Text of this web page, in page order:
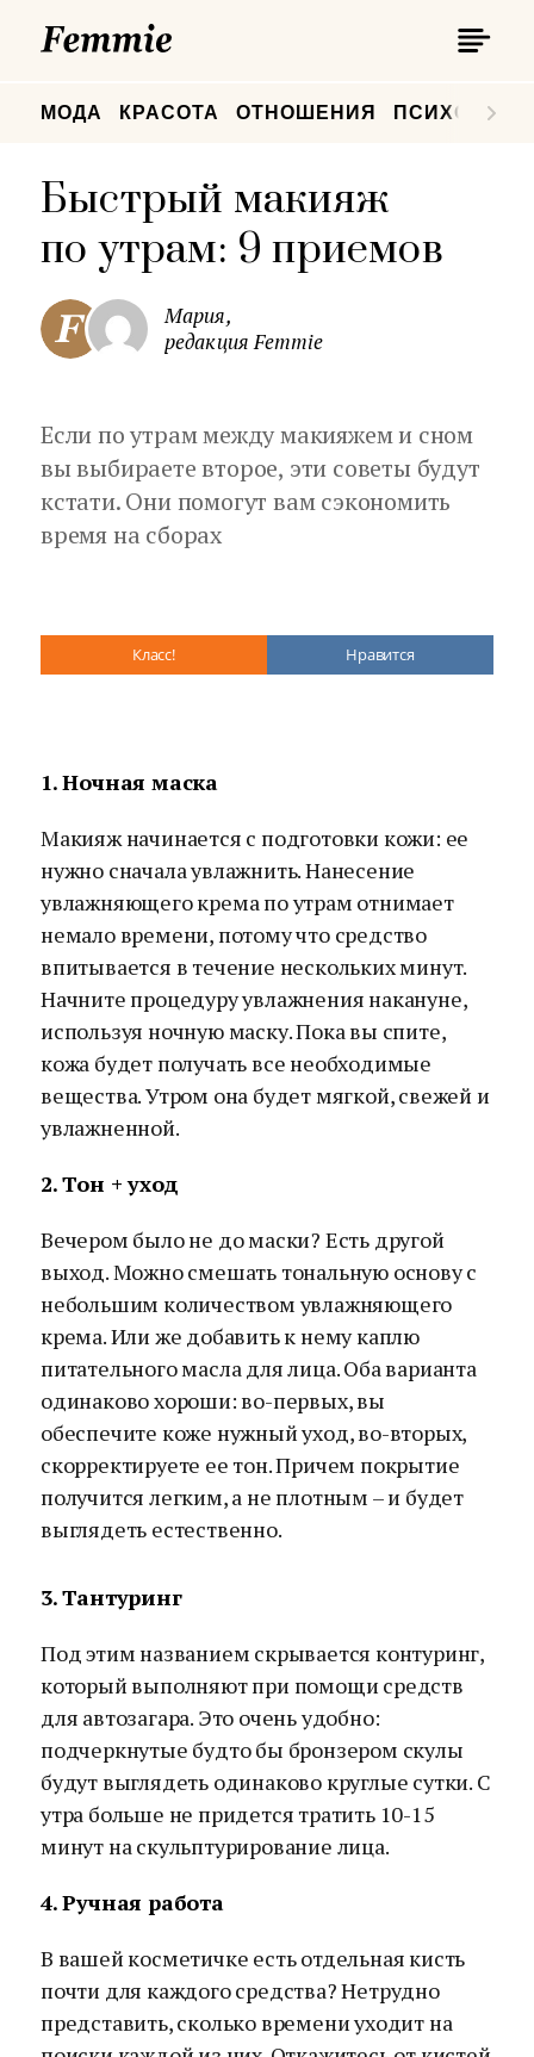
МОДА КРАСОТА ОТНОШЕНИЯ
Быстрый макияж
по утрам: 9 приемов
Мария,
редакция Femmie
Если по утрам между макияжем и сном
вы выбираете второе, эти советы будут
кстати. Они помогут вам сэкономить
время на сборах
Класс! Нравится
1. Ночная маска
Макияж начинается с подготовки кожи: ее
нужно сначала увлажнить. Нанесение
увлажняющего крема по утрам отнимает
немало времени, потому что средство
впитывается в течение нескольких минут.
Начните процедуру увлажнения накануне,
используя ночную маску. Пока вы спите,
кожа будет получать все необходимые
вещества. Утром она будет мягкой, свежей и
увлажненной.
2. Тон + уход
Вечером было не до маски? Есть другой
выход. Можно смешать тональную основу с
небольшим количеством увлажняющего
крема. Или же добавить к нему каплю
питательного масла для лица. Оба варианта
одинаково хороши: во-первых, вы
обеспечите коже нужный уход, во-вторых,
скорректируете ее тон. Причем покрытие
получится легким, а не плотным – и будет
выглядеть естественно.
3. Тантуринг
Под этим названием скрывается контуринг,
который выполняют при помощи средств
для автозагара. Это очень удобно:
подчеркнутые будто бы бронзером скулы
будут выглядеть одинаково круглые сутки. С
утра больше не придется тратить 10-15
минут на скульптурирование лица.
4. Ручная работа
В вашей косметичке есть отдельная кисть
почти для каждого средства? Нетрудно
представить, сколько времени уходит на